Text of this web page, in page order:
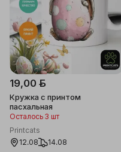
19,00 ƃ
Кружка с принтом
пасхальная
Осталось 3 шт
Printcats
12.08
14.08